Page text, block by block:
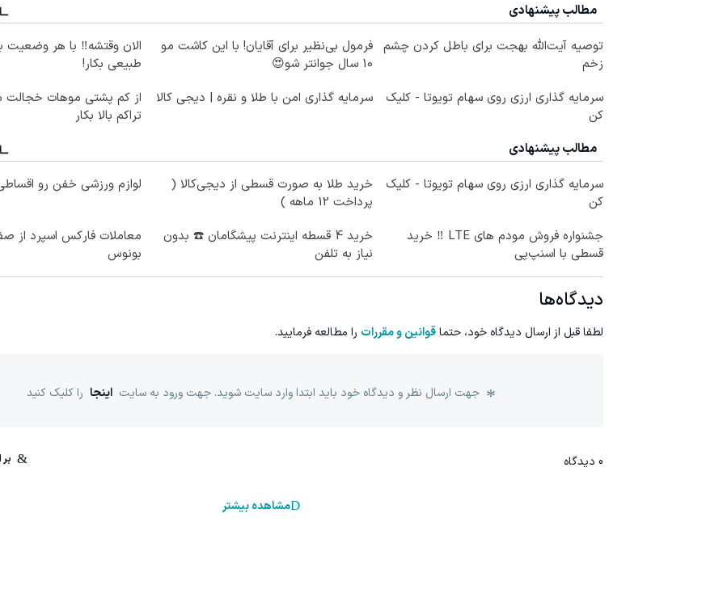
مطالب پیشنهادی
توصیه آیت‌الله بهجت برای باطل کردن چشم
زخم
فرمول بی‌نظیر برای آقایان! با این کاشت مو
10 سال جوانتر شو😍
الان وقتشه‼️ با هر وضعیت
طبیعی بکار!
سرمایه گذاری ارزی روی سهام تویوتا - کلیک
کن
سرمایه گذاری امن با طلا و نقره | دیجی کالا
از کم پشتی موهات خجالت
تراکم بالا بکار
مطالب پیشنهادی
سرمایه گذاری ارزی روی سهام تویوتا - کلیک
کن
خرید طلا به صورت قسطی از دیجی‌کالا (
پرداخت 12 ماهه )
لوازم ورزشی خفن رو
جشنواره فروش مودم های LTE ‼️ خرید
قسطی با اسنپ‌پی
خرید 4 قسطه اینترنت پیشگامان ☎️ بدون
نیاز به تلفن
بونوس
دیدگاه‌ها
لطفا قبل از ارسال دیدگاه خود، حتماقوانین و مقررات را مطالعه فرمایید.
جهت ارسال نظر و دیدگاه خود باید ابتدا وارد سایت شوید. جهت ورود به سایت اینجا را کلیک کنید
0 دیدگاه
مشاهده بیشتر